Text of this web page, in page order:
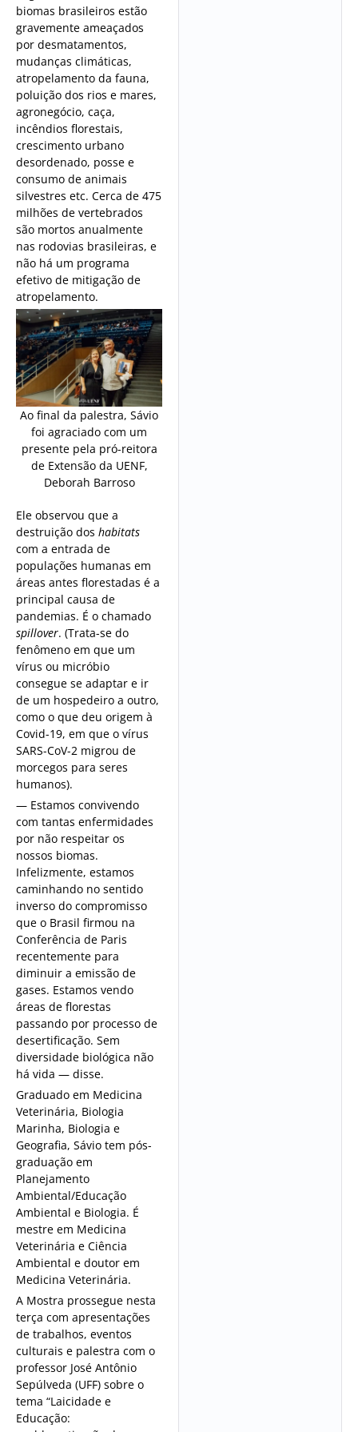
biomas brasileiros estão
gravemente ameaçados
por desmatamentos,
mudanças climáticas,
atropelamento da fauna,
poluição dos rios e mares,
agronegócio, caça,
incêndios florestais,
crescimento urbano
desordenado, posse e
consumo de animais
silvestres etc. Cerca de 475
milhões de vertebrados
são mortos anualmente
nas rodovias brasileiras, e
não há um programa
efetivo de mitigação de
atropelamento.
Ao final da palestra, Sávio
foi agraciado com um
presente pela pró-reitora
de Extensão da UENF,
Deborah Barroso
Ele observou que a
destruição dos habitats
com a entrada de
populações humanas em
áreas antes florestadas é a
principal causa de
pandemias. É o chamado
spillover. (Trata-se do
fenômeno em que um
vírus ou micróbio
consegue se adaptar e ir
de um hospedeiro a outro,
como o que deu origem à
Covid-19, em que o vírus
SARS-CoV-2 migrou de
morcegos para seres
humanos).
— Estamos convivendo
com tantas enfermidades
por não respeitar os
nossos biomas.
Infelizmente, estamos
caminhando no sentido
inverso do compromisso
que o Brasil firmou na
Conferência de Paris
recentemente para
diminuir a emissão de
gases. Estamos vendo
áreas de florestas
passando por processo de
desertificação. Sem
diversidade biológica não
há vida — disse.
Graduado em Medicina
Veterinária, Biologia
Marinha, Biologia e
Geografia, Sávio tem pós-
graduação em
Planejamento
Ambiental/Educação
Ambiental e Biologia. É
mestre em Medicina
Veterinária e Ciência
Ambiental e doutor em
Medicina Veterinária.
A Mostra prossegue nesta
terça com apresentações
de trabalhos, eventos
culturais e palestra com o
professor José Antônio
Sepúlveda (UFF) sobre o
tema “Laicidade e
Educação: